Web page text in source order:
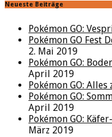
Neueste Beiträge
Pokémon GO:
Pokémon GO Fest
2. Mai 2019
Pokémon GO:
April 2019
Pokémon GO:
Pokémon GO:
April 2019
Pokémon GO:
März 2019